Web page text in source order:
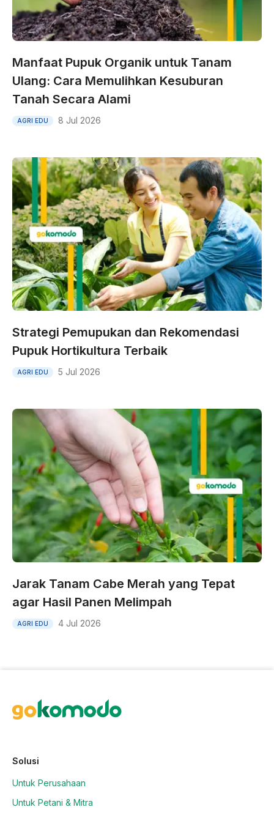
Manfaat Pupuk Organik untuk Tanam
Ulang: Cara Memulihkan Kesuburan
Tanah Secara Alami
AGRI EDU 8 Jul 2026
Strategi Pemupukan dan Rekomendasi
Pupuk Hortikultura Terbaik
AGRI EDU 5 Jul 2026
Jarak Tanam Cabe Merah yang Tepat
agar Hasil Panen Melimpah
AGRI EDU 4 Jul 2026
Solusi
Untuk Perusahaan
Untuk Petani & Mitra